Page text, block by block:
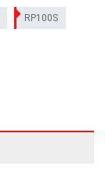
RP100S